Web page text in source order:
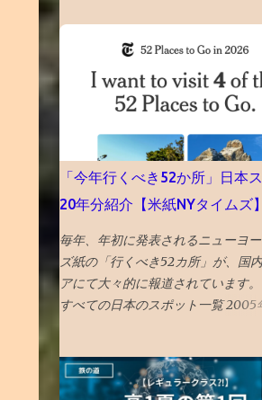
再審査ボタンを押した １０時間後
過ぎ、メールが届いて ブログ復活さ
の通知 急ぎ管理画面にアクセスし、
アップを出力・保存した
は爆上げ!これに成功する受験生は数
ち偏差値が５上がるのはあり得ない
模試は難化するので頭打ちだった層
期67と68の差は大きいかも タイト
答としては、「偏差値１上がる」
年前期平均偏差値が68以上だった
平均偏差値 73→74 72→73 71→73
70→70 69→72 69→70 68→72
68→70 68→69 68→69 ◆6年前期平
値67の人の6年後期の平均偏差値の
67→70 67→69 67→68 67→68
67→68 67→67 67→67 67→67
んな感じかと 「 4年夏入塾偏差値
間で成績どうなるか」 へ
「今年行くべき52か所」日本
20年分紹介【米紙NYタイムズ】
毎年、年初に発表されるニューヨ
ズ紙の「行くべき52カ所」が、国
アにて大々的に報道されています
すべての日本のスポット一覧 2005
スポットを一覧で振り返ってみま
年間の週の数である「 52 」か所に